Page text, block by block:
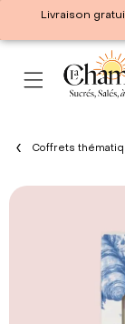
Livraison
Coffrets